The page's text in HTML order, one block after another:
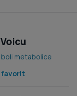
metabolice
favorit